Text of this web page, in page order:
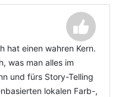
hat einen wahren Kern.
was man alles im
und fürs Story-Telling
lokalen Farb-,